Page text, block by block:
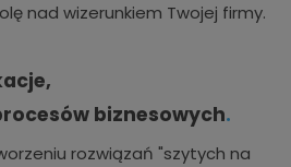
nad wizerunkiem Twojej firmy.
biznesowych.
rozwiązań "szytych na